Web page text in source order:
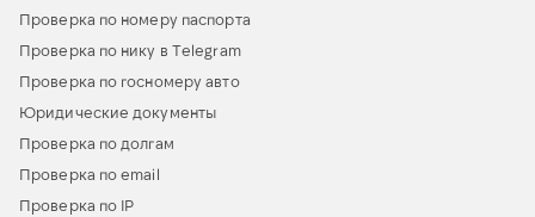
Проверка по номеру паспорта
Проверка по нику в Telegram
Проверка по госномеру авто
Юридические документы
Проверка по долгам
Проверка по email
Проверка по IP